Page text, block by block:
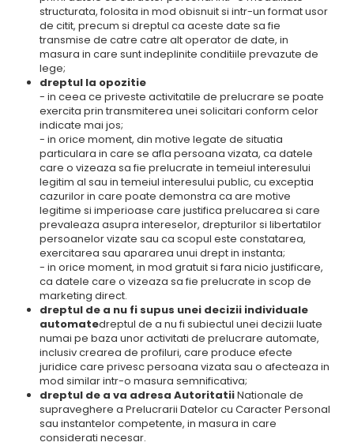
structurata, folosita in mod obisnuit si intr-un format usor
de citit, precum si dreptul ca aceste date sa fie
transmise de catre catre alt operator de date, in
masura in care sunt indeplinite conditiile prevazute de
lege;
dreptul la opozitie
- in ceea ce priveste activitatile de prelucrare se poate
exercita prin transmiterea unei solicitari conform celor
indicate mai jos;
- in orice moment, din motive legate de situatia
particulara in care se afla persoana vizata, ca datele
care o vizeaza sa fie prelucrate in temeiul interesului
legitim al sau in temeiul interesului public, cu exceptia
cazurilor in care poate demonstra ca are motive
legitime si imperioase care justifica prelucarea si care
prevaleaza asupra intereselor, drepturilor si libertatilor
persoanelor vizate sau ca scopul este constatarea,
exercitarea sau apararea unui drept in instanta;
- in orice moment, in mod gratuit si fara nicio justificare,
ca datele care o vizeaza sa fie prelucrate in scop de
marketing direct.
dreptul de a nu fi supus unei decizii individuale
automatedreptul de a nu fi subiectul unei decizii luate
numai pe baza unor activitati de prelucrare automate,
inclusiv crearea de profiluri, care produce efecte
juridice care privesc persoana vizata sau o afecteaza in
mod similar intr-o masura semnificativa;
dreptul de a va adresa AutoritatiiNationale de
supraveghere a Prelucrarii Datelor cu Caracter Personal
sau instantelor competente, in masura in care
considerati necesar.